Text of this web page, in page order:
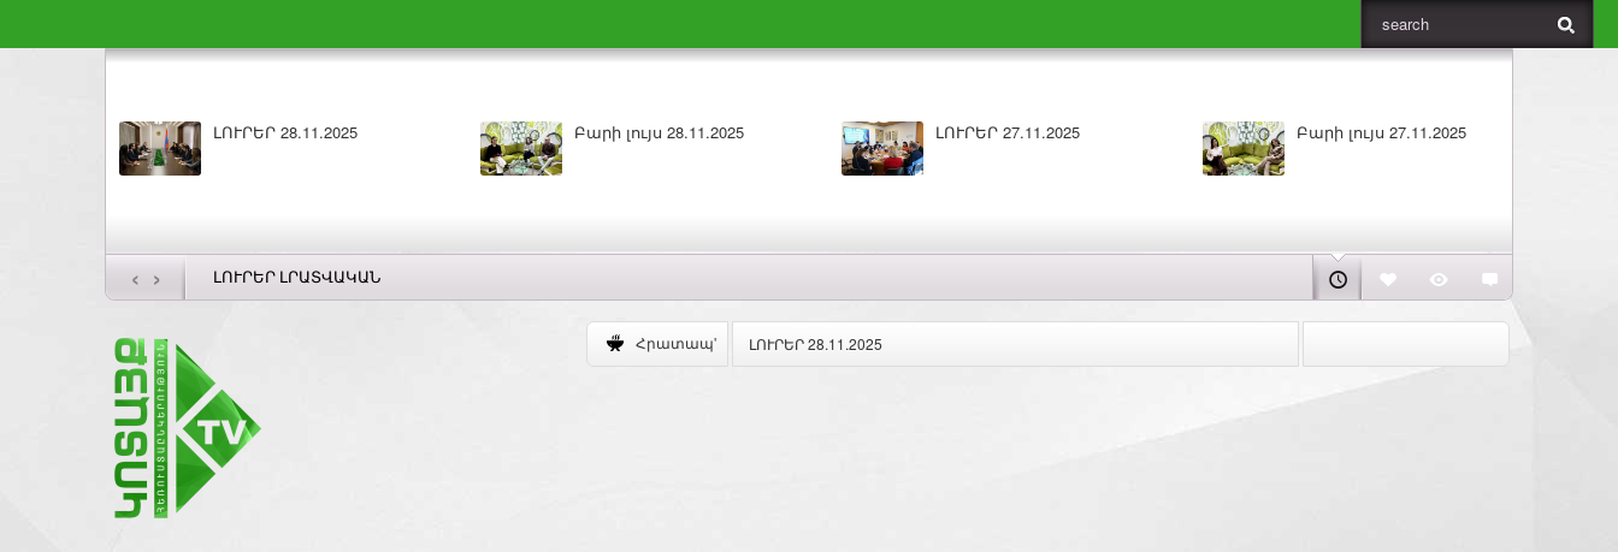
Բարի լույս 28.11.2025 ԼՈՒՐԵՐ 27.11.2025 Բարի լույս 27.11.2025 ԼՈՒՐԵՐ 26.11.2025
‹ › ԼՈՒՐԵՐ ԼՐԱՏՎԱԿԱՆ
Հրատապ' ԼՈՒՐԵՐ 28.11.2025